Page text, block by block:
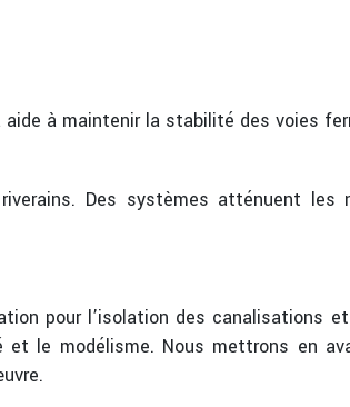
à maintenir la stabilité des voies
Des systèmes atténuent les
pour l’isolation des canalisations
le modélisme. Nous mettrons en